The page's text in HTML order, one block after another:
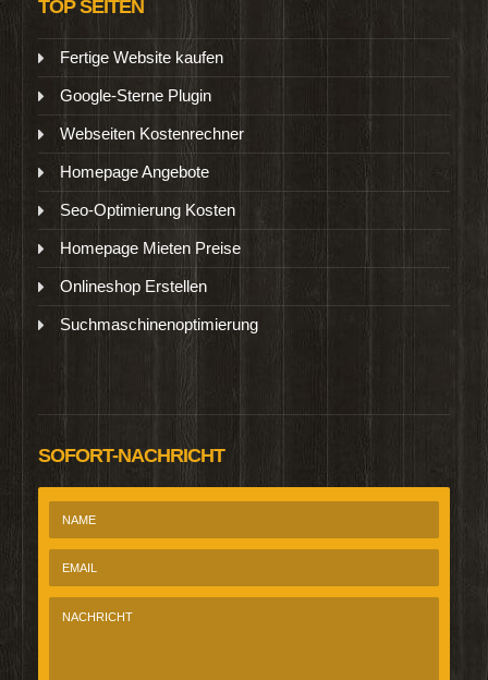
TOP SEITEN
Fertige Website kaufen
Google-Sterne Plugin
Webseiten Kostenrechner
Homepage Angebote
Seo-Optimierung Kosten
Homepage Mieten Preise
Onlineshop Erstellen
Suchmaschinenoptimierung
SOFORT-NACHRICHT